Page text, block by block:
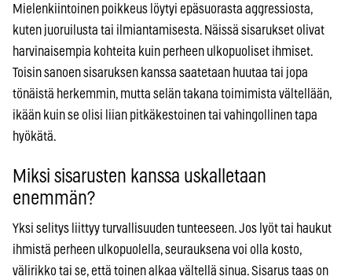
Mielenkiintoinen poikkeus löytyi epäsuorasta aggressiosta,
kuten juoruilusta tai ilmiantamisesta. Näissä sisarukset olivat
harvinaisempia kohteita kuin perheen ulkopuoliset ihmiset.
Toisin sanoen sisaruksen kanssa saatetaan huutaa tai jopa
tönäistä herkemmin, mutta selän takana toimimista vältellään,
ikään kuin se olisi liian pitkäkestoinen tai vahingollinen tapa
hyökätä.
Miksi sisarusten kanssa uskalletaan
enemmän?
Yksi selitys liittyy turvallisuuden tunteeseen. Jos lyöt tai haukut
ihmistä perheen ulkopuolella, seurauksena voi olla kosto,
välirikko tai se, että toinen alkaa vältellä sinua. Sisarus taas on